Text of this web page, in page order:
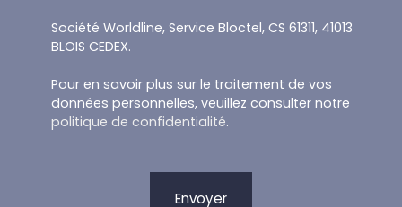
Société Worldline, Service Bloctel, CS 61311, 41013
BLOIS CEDEX.
Pour en savoir plus sur le traitement de vos
données personnelles, veuillez consulter notre
politique de confidentialité.
Envoyer